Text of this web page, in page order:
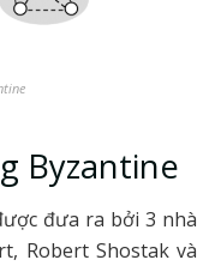
Byzantine
đưa ra bởi 3 nhà
Robert Shostak và